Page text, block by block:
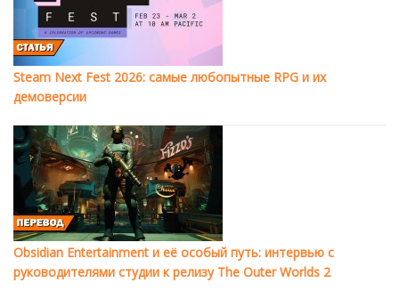
Steam Next Fest 2026: самые любопытные RPG и их
демоверсии
Obsidian Entertainment и её особый путь: интервью с
руководителями студии к релизу The Outer Worlds 2